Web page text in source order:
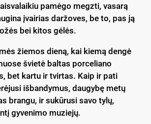
pamėgo megzti, vasarą
įvairias daržoves, be to, pas ją
bei kitos gėlės.
žiemos dieną, kai kiemą dengė
švietė baltas porceliano
bet kartu ir tvirtas. Kaip ir pati
išbandymus, daugybę metų
brangu, ir sukūrusi savo tylų,
gyvenimo muziejų.